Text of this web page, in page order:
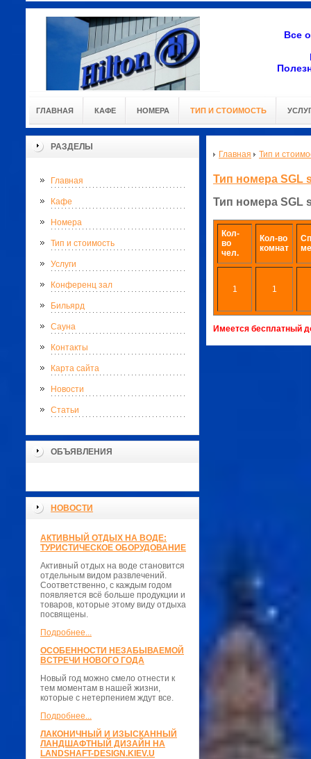
Все
ГЛАВНАЯ КАФЕ НОМЕРА ТИП И СТОИМОСТЬ
РАЗДЕЛЫ
Главная
Кафе
Номера
Тип и стоимость
Услуги
Конференц зал
Бильярд
Сауна
Контакты
Карта сайта
Новости
Статьи
ОБЪЯВЛЕНИЯ
НОВОСТИ
АКТИВНЫЙ ОТДЫХ НА ВОДЕ:
ТУРИСТИЧЕСКОЕ ОБОРУДОВАНИЕ
Активный отдых на воде становится
отдельным видом развлечений.
Соответственно, с каждым годом
появляется всё больше продукции и
товаров, которые этому виду отдыха
посвящены.
Подробнее...
ОСОБЕННОСТИ НЕЗАБЫВАЕМОЙ
ВСТРЕЧИ НОВОГО ГОДА
Новый год можно смело отнести к
тем моментам в нашей жизни,
которые с нетерпением ждут все.
Подробнее...
ЛАКОНИЧНЫЙ И ИЗЫСКАННЫЙ
ЛАНДШАФТНЫЙ ДИЗАЙН НА
LANDSHAFT-DESIGN.KIEV.U
Главная Тип и
Тип номера SGL
Тип номера SGL
Кол-
во
чел.
Кол-во
комнат
1 1
Имеется бесплатный